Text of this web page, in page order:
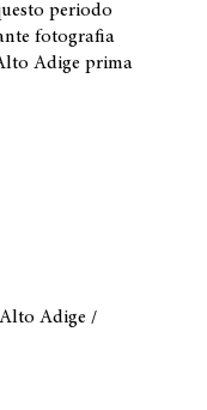
periodo
fotografia
Adige prima
Adige /